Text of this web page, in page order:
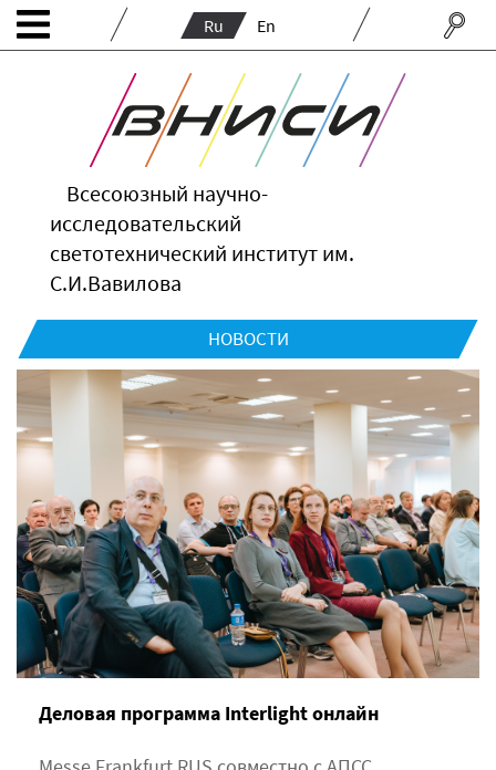
Ru En
Всесоюзный научно-
исследовательский
светотехнический институт им.
С.И.Вавилова
НОВОСТИ
Деловая программа Interlight онлайн